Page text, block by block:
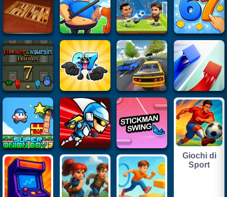
Giochi di
Sport